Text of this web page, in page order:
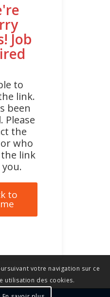
Job
to
link.
been
Please
the
who
link
to
votre navigation sur ce
utilisation des cookies.